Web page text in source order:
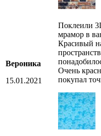
Вероника
15.01.2021
Поклеили
мрамор в
Красивый
Очень
покупал